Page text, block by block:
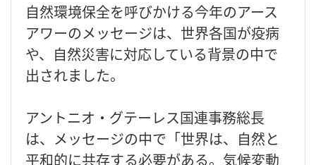
自然環境保全を呼びかける今年のアース
アワーのメッセージは、世界各国が疫病
や、自然災害に対応している背景の中で
出されました。
アントニオ・グテーレス国連事務総長
は、メッセージの中で「世界は、自然と
平和的に共存する必要がある。気候変動